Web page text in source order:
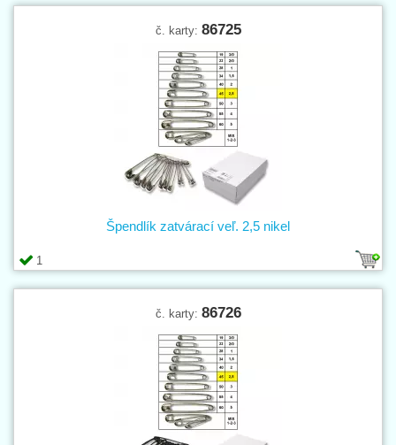
č. karty: 86725
1
Špendlík zatvárací veľ. 2,5 nikel
č. karty: 86726